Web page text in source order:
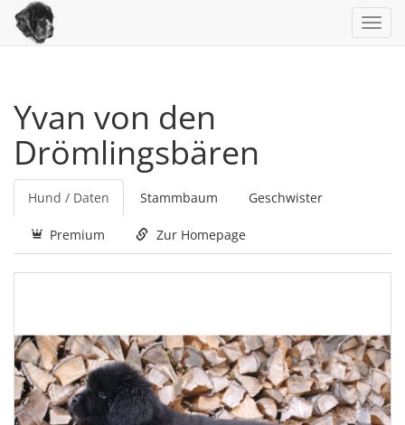
Yvan von den
Drömlingsbären
Hund / Daten Stammbaum Geschwister
Premium Zur Homepage